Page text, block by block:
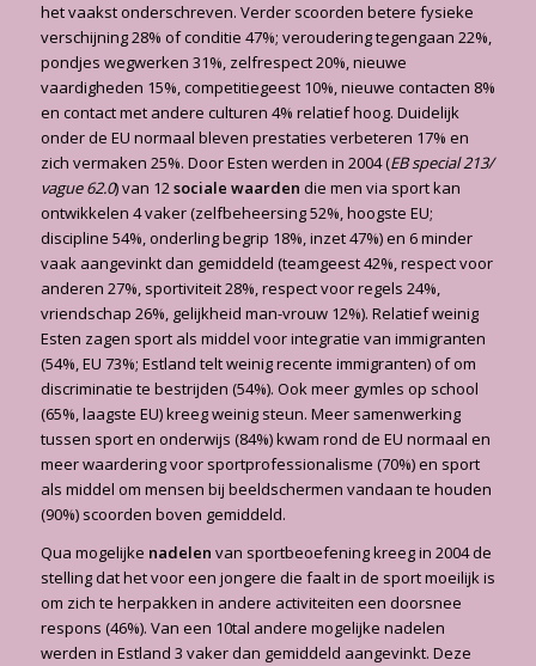
het vaakst onderschreven. Verder scoorden betere fysieke
verschijning 28% of conditie 47%; veroudering tegengaan 22%,
pondjes wegwerken 31%, zelfrespect 20%, nieuwe
vaardigheden 15%, competitiegeest 10%, nieuwe contacten 8%
en contact met andere culturen 4% relatief hoog. Duidelijk
onder de EU normaal bleven prestaties verbeteren 17% en
zich vermaken 25%. Door Esten werden in 2004 (EB special 213/
vague 62.0) van 12sociale waarden die men via sport kan
ontwikkelen 4 vaker (zelfbeheersing 52%, hoogste EU;
discipline 54%, onderling begrip 18%, inzet 47%) en 6 minder
vaak aangevinkt dan gemiddeld (teamgeest 42%, respect voor
anderen 27%, sportiviteit 28%, respect voor regels 24%,
vriendschap 26%, gelijkheid man-vrouw 12%). Relatief weinig
Esten zagen sport als middel voor integratie van immigranten
(54%, EU 73%; Estland telt weinig recente immigranten) of om
discriminatie te bestrijden (54%). Ook meer gymles op school
(65%, laagste EU) kreeg weinig steun. Meer samenwerking
tussen sport en onderwijs (84%) kwam rond de EU normaal en
meer waardering voor sportprofessionalisme (70%) en sport
als middel om mensen bij beeldschermen vandaan te houden
(90%) scoorden boven gemiddeld.
Qua mogelijke nadelen van sportbeoefening kreeg in 2004 de
stelling dat het voor een jongere die faalt in de sport moeilijk is
om zich te herpakken in andere activiteiten een doorsnee
respons (46%). Van een 10tal andere mogelijke nadelen
werden in Estland 3 vaker dan gemiddeld aangevinkt. Deze